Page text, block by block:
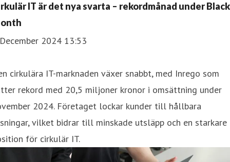
IT är det nya svarta – rekordmånad under Black
2024 13:53
cirkulära IT-marknaden växer snabbt, med Inrego som
rekord med 20,5 miljoner kronor i omsättning under
2024. Företaget lockar kunder till hållbara
vilket bidrar till minskade utsläpp och en starkare
för cirkulär IT.